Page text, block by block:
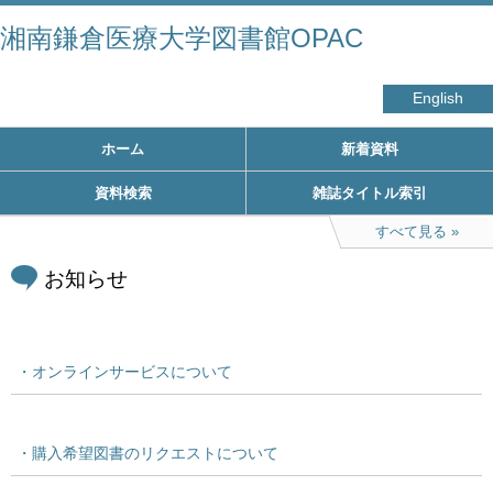
湘南鎌倉医療大学図書館OPAC
English
ホーム 新着資料
資料検索 雑誌タイトル索引
すべて見る
お知らせ
・オンラインサービスについて
・購入希望図書のリクエストについて